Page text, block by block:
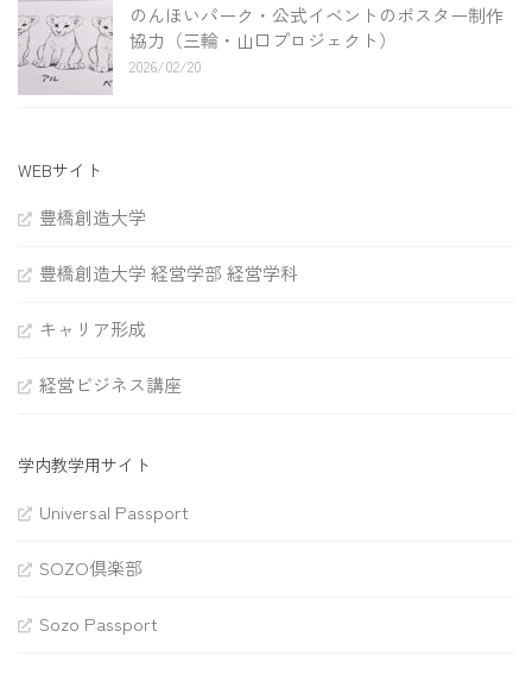
のんほいパーク・公式イベントのポスター制作
協力（三輪・山口プロジェクト）
2026/02/20
WEBサイト
豊橋創造大学
豊橋創造大学 経営学部 経営学科
キャリア形成
経営ビジネス講座
学内教学用サイト
Universal Passport
SOZO倶楽部
Sozo Passport